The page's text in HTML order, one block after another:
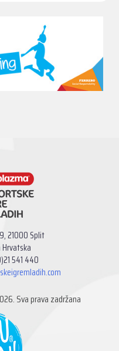
21000 Split
541 440
Sva prava zadržana